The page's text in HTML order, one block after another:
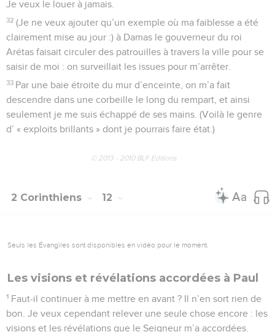
Je veux le louer à jamais.
32 (Je ne veux ajouter qu’un exemple où ma faiblesse a été
clairement mise au jour :) à Damas le gouverneur du roi
Arétas faisait circuler des patrouilles à travers la ville pour se
saisir de moi : on surveillait les issues pour m’arrêter.
33 Par une baie étroite du mur d’enceinte, on m’a fait
descendre dans une corbeille le long du rempart, et ainsi
seulement je me suis échappé de ses mains. (Voilà le genre
d’ « exploits brillants » dont je pourrais faire état.)
© 2013 - 2010 BLF Editions
2 Corinthiens 12
Seuls les Évangiles sont disponibles en vidéo pour le moment.
Les visions et révélations accordées à Paul
1 Faut-il continuer à me mettre en avant ? Il n’en sort rien de
bon. Je veux cependant relever une seule chose encore : les
visions et les révélations que le Seigneur m’a accordées.